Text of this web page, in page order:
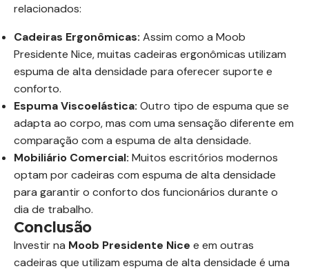
relacionados:
Cadeiras Ergonômicas: Assim como a Moob
Presidente Nice, muitas cadeiras ergonômicas utilizam
espuma de alta densidade para oferecer suporte e
conforto.
Espuma Viscoelástica: Outro tipo de espuma que se
adapta ao corpo, mas com uma sensação diferente em
comparação com a espuma de alta densidade.
Mobiliário Comercial: Muitos escritórios modernos
optam por cadeiras com espuma de alta densidade
para garantir o conforto dos funcionários durante o
dia de trabalho.
Conclusão
Investir na Moob Presidente Nice e em outras
cadeiras que utilizam espuma de alta densidade é uma